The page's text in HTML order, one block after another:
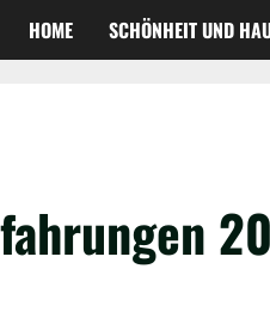
HOME SCHÖNHEIT UND